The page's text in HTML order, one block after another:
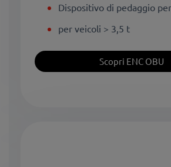
Dispositivo di pedaggio
per veicoli > 3,5 t
Scopri ENC OBU